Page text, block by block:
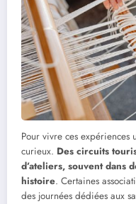
Pour vivre ces expériences
curieux. Des circuits
d’ateliers, souvent dans
histoire. Certaines
des journées dédiées aux